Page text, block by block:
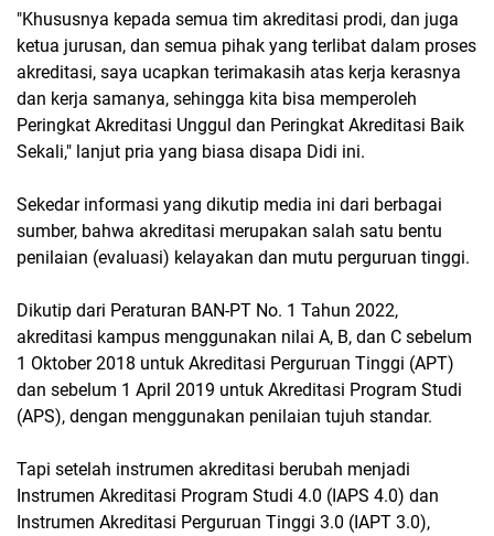
"Khususnya kepada semua tim akreditasi prodi, dan juga
ketua jurusan, dan semua pihak yang terlibat dalam proses
akreditasi, saya ucapkan terimakasih atas kerja kerasnya
dan kerja samanya, sehingga kita bisa memperoleh
Peringkat Akreditasi Unggul dan Peringkat Akreditasi Baik
Sekali," lanjut pria yang biasa disapa Didi ini.
Sekedar informasi yang dikutip media ini dari berbagai
sumber, bahwa akreditasi merupakan salah satu bentu
penilaian (evaluasi) kelayakan dan mutu perguruan tinggi.
Dikutip dari Peraturan BAN-PT No. 1 Tahun 2022,
akreditasi kampus menggunakan nilai A, B, dan C sebelum
1 Oktober 2018 untuk Akreditasi Perguruan Tinggi (APT)
dan sebelum 1 April 2019 untuk Akreditasi Program Studi
(APS), dengan menggunakan penilaian tujuh standar.
Tapi setelah instrumen akreditasi berubah menjadi
Instrumen Akreditasi Program Studi 4.0 (IAPS 4.0) dan
Instrumen Akreditasi Perguruan Tinggi 3.0 (IAPT 3.0),